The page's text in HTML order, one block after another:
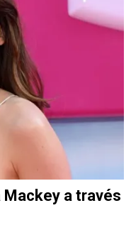
Mackey a través